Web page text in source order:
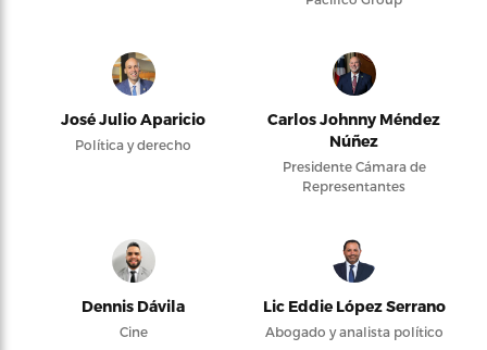
José Julio Aparicio
Política y derecho
Carlos Johnny Méndez
Núñez
Presidente Cámara de
Representantes
Dennis Dávila
Cine
Lic Eddie López Serrano
Abogado y analista político